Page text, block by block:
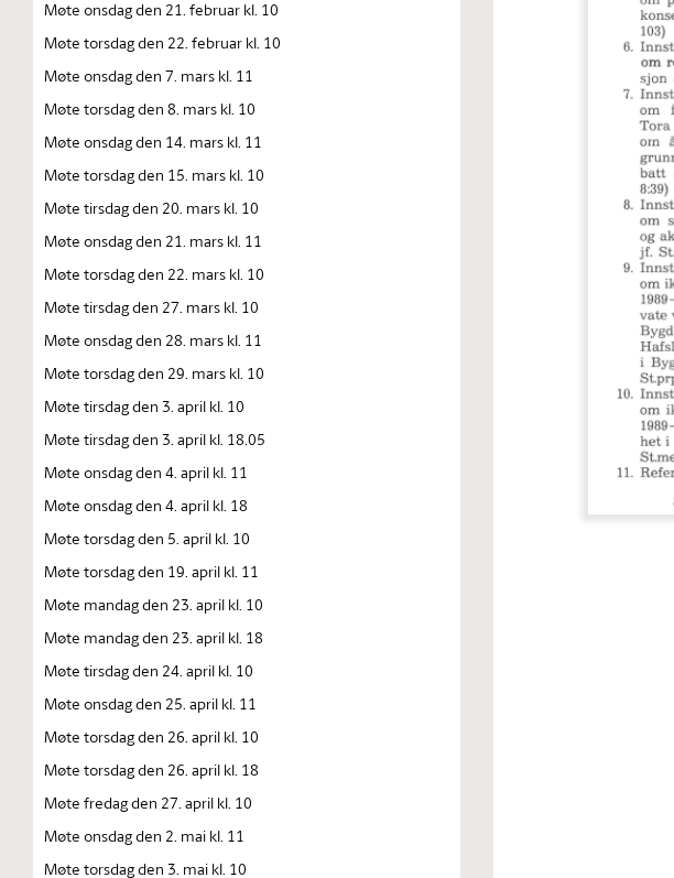
Møte onsdag den 21. februar kl. 10
Møte torsdag den 22. februar kl. 10
Møte onsdag den 7. mars kl. 11
Møte torsdag den 8. mars kl. 10
Møte onsdag den 14. mars kl. 11
Møte torsdag den 15. mars kl. 10
Møte tirsdag den 20. mars kl. 10
Møte onsdag den 21. mars kl. 11
Møte torsdag den 22. mars kl. 10
Møte tirsdag den 27. mars kl. 10
Møte onsdag den 28. mars kl. 11
Møte torsdag den 29. mars kl. 10
Møte tirsdag den 3. april kl. 10
Møte tirsdag den 3. april kl. 18.05
Møte onsdag den 4. april kl. 11
Møte onsdag den 4. april kl. 18
Møte torsdag den 5. april kl. 10
Møte torsdag den 19. april kl. 11
Møte mandag den 23. april kl. 10
Møte mandag den 23. april kl. 18
Møte tirsdag den 24. april kl. 10
Møte onsdag den 25. april kl. 11
Møte torsdag den 26. april kl. 10
Møte torsdag den 26. april kl. 18
Møte fredag den 27. april kl. 10
Møte onsdag den 2. mai kl. 11
Møte torsdag den 3. mai kl. 10